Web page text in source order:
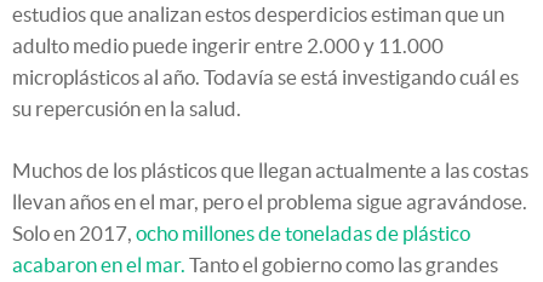
estudios que analizan estos desperdicios estiman que un
adulto medio puede ingerir entre 2.000 y 11.000
microplásticos al año. Todavía se está investigando cuál es
su repercusión en la salud.
Muchos de los plásticos que llegan actualmente a las costas
llevan años en el mar, pero el problema sigue agravándose.
Solo en 2017, ocho millones de toneladas de plástico
acabaron en el mar. Tanto el gobierno como las grandes